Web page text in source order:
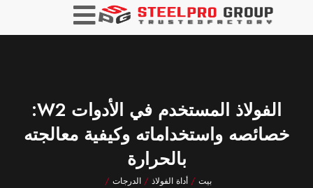
الفولاذ المستخدم في الأدوات W2:
خصائصه واستخداماته وكيفية معالجته
بالحرارة
بيت /أداة الفولاذ /الدرجات /